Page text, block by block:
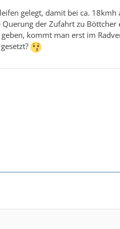
gelegt, damit bei ca.
der Zufahrt zu Böttcher
kommt man erst im